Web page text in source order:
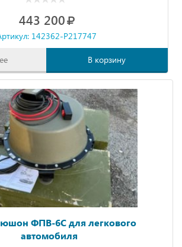
443 200
142362-P217747
В корзину
ФПВ-6С для легкового
автомобиля